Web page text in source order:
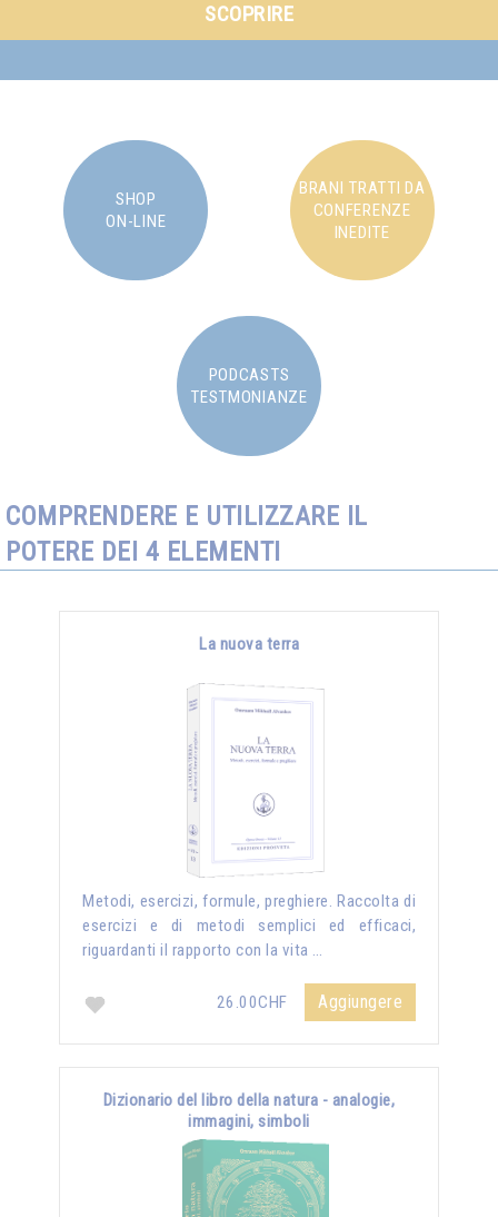
SCOPRIRE
SHOP
ON-LINE
BRANI TRATTI DA
CONFERENZE
INEDITE
PODCASTS
TESTMONIANZE
COMPRENDERE E UTILIZZARE IL
POTERE DEI 4 ELEMENTI
La nuova terra
Metodi, esercizi, formule, preghiere. Raccolta di
esercizi e di metodi semplici ed efficaci,
riguardanti il rapporto con la vita …
26.00CHF Aggiungere
Dizionario del libro della natura - analogie,
immagini, simboli